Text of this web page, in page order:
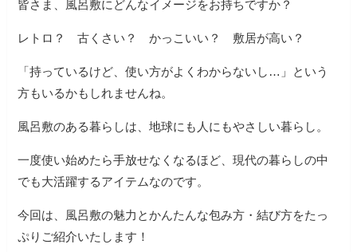
皆さま、風呂敷にどんなイメージをお持ちですか？
レトロ？ 古くさい？ かっこいい？ 敷居が高い？
「持っているけど、使い方がよくわからないし…」という
方もいるかもしれませんね。
風呂敷のある暮らしは、地球にも人にもやさしい暮らし。
一度使い始めたら手放せなくなるほど、現代の暮らしの中
でも大活躍するアイテムなのです。
今回は、風呂敷の魅力とかんたんな包み方・結び方をたっ
ぷりご紹介いたします！